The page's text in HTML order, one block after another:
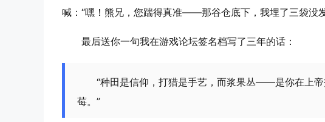
喊：“嘿！熊兄，您踹得真准——那谷仓底下，我埋了三袋没
最后送你一句我在游戏论坛签名档写了三年的话：
“种田是信仰，打猎是手艺，而浆果丛——是你在上
莓。”